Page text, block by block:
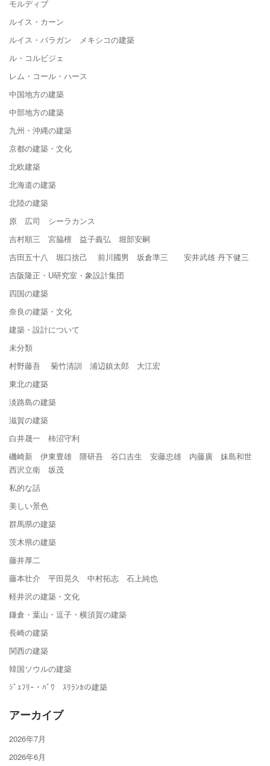
モルディブ
ルイス・カーン
ルイス・バラガン メキシコの建築
ル・コルビジェ
レム・コール・ハース
中国地方の建築
中部地方の建築
九州・沖縄の建築
京都の建築・文化
北欧建築
北海道の建築
北陸の建築
原 広司 シーラカンス
吉村順三 宮脇檀 益子義弘 堀部安嗣
吉田五十八 堀口捨己 前川國男 坂倉準三 安井武雄 丹下健三
吉阪隆正・U研究室・象設計集団
四国の建築
奈良の建築・文化
建築・設計について
未分類
村野藤吾 菊竹清訓 浦辺鎮太郎 大江宏
東北の建築
淡路島の建築
滋賀の建築
白井晟一 柿沼守利
磯崎新 伊東豊雄 隈研吾 谷口吉生 安藤忠雄 内藤廣 妹島和世
西沢立衛 坂茂
私的な話
美しい景色
群馬県の建築
茨木県の建築
藤井厚二
藤本壮介 平田晃久 中村拓志 石上純也
軽井沢の建築・文化
鎌倉・葉山・逗子・横須賀の建築
長崎の建築
関西の建築
韓国ソウルの建築
ｼﾞｪﾌﾘｰ・ﾊﾞﾜ ｽﾘﾗﾝｶの建築
アーカイブ
2026年7月
2026年6月